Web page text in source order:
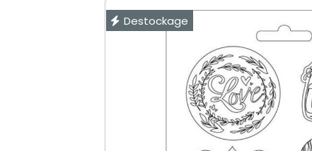
Destockage